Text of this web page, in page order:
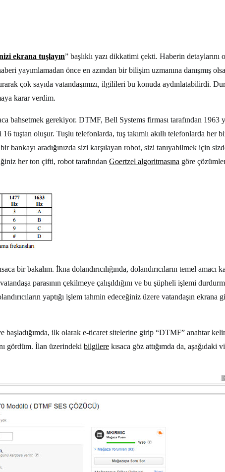
ekrana tuşlayın” başlıklı yazı dikkatimi çekti. Haberin detaylarını
yayımlamadan önce en azından bir bilişim uzmanına danışmış
çok sayıda vatandaşımızı, ilgilileri bu konuda aydınlatabilirdi.
karar verdim.
bahsetmek gerekiyor. DTMF, Bell Systems firması tarafından 1963
oluşur. Tuşlu telefonlarda, tuş takımlı akıllı telefonlarda her bir
aradığınızda sizi karşılayan robot, sizi tanıyabilmek için
her ton çifti, robot tarafından Goertzel algoritmasına göre
bir bakalım. İkna dolandırıcılığında, dolandırıcıların temel amacı
parasının çekilmeye çalışıldığını ve bu şüpheli işlemi
yaptığı işlem tahmin edeceğiniz üzere vatandaşın ekrana
ilk olarak e-ticaret sitelerine girip “DTMF” anahtar
gördüm. İlan üzerindeki bilgilere kısaca göz attığımda da,